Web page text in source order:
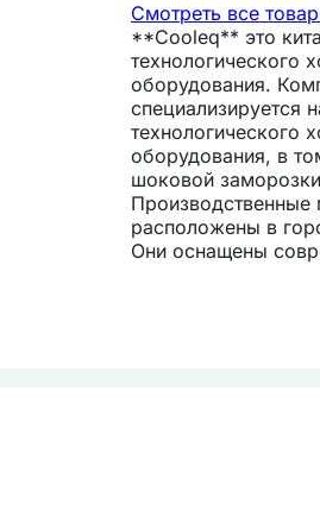
Смотреть все
**Cooleq** это
технологического
оборудования.
специализируется
технологического
оборудования, в
шоковой
расположены в
Они оснащены